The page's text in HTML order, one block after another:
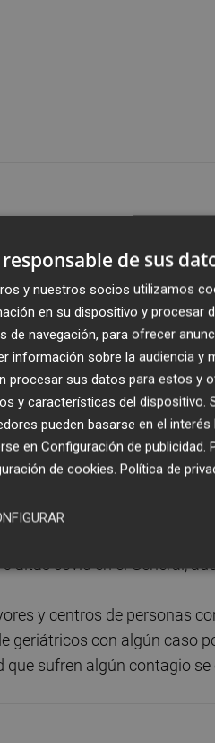
registrado en las últimas 24
por prueba PCR, lo que
lo ha confirmado en
sufrido un nuevo
de Castelló a través de
en el recuento de datos
la cifra total de
la provincia sube
se encuentran en las
también suben las
de Salut de Castelló
altas covid en el General,
y centros de personas
geriátricos con algún caso
sufren algún contagio se
de sus
y nuestros socios utilizamos
en su dispositivo y procesar
de navegación, para ofrecer
información sobre la audiencia y
procesar sus datos para estos y
y características del dispositivo.
pueden basarse en el
en Configuración de publicidad.
de cookies. Política de